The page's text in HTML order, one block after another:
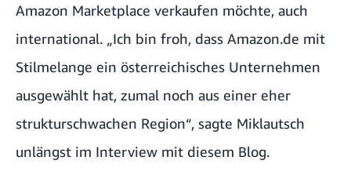
Amazon Marketplace verkaufen möchte, auch
international. „Ich bin froh, dass Amazon.de mit
Stilmelange ein österreichisches Unternehmen
ausgewählt hat, zumal noch aus einer eher
strukturschwachen Region“, sagte Miklautsch
unlängst im Interview mit diesem Blog.